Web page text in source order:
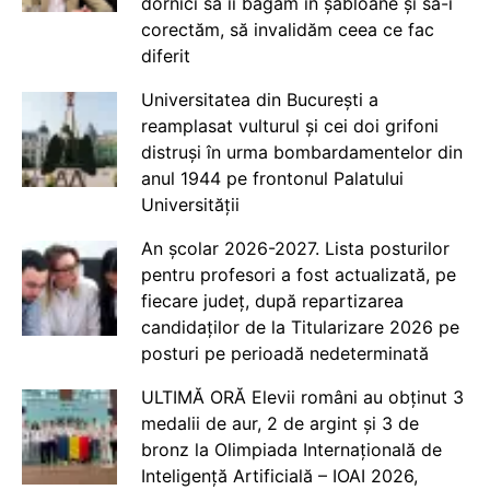
corectăm, să invalidăm ceea ce fac
diferit
Universitatea din București a
reamplasat vulturul și cei doi grifoni
distruși în urma bombardamentelor din
anul 1944 pe frontonul Palatului
Universității
An școlar 2026-2027. Lista posturilor
pentru profesori a fost actualizată, pe
fiecare județ, după repartizarea
candidaților de la Titularizare 2026 pe
posturi pe perioadă nedeterminată
ULTIMĂ ORĂ Elevii români au obținut 3
medalii de aur, 2 de argint și 3 de
bronz la Olimpiada Internațională de
Inteligență Artificială – IOAI 2026,